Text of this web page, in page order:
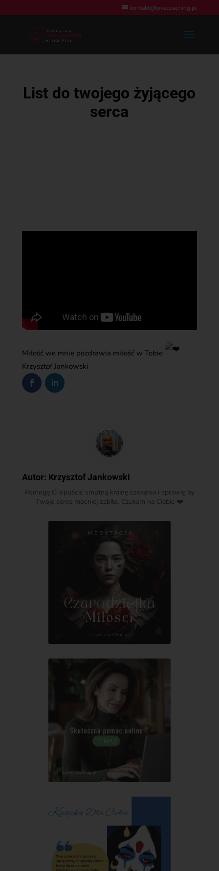
kontakt@lovecoaching.pl
List do twojego żyjącego
serca
Miłość we mnie pozdrawia miłość w Tobie
Krzysztof Jankowski
Autor: Krzysztof Jankowski
Pomogę Ci opuścić smutną krainę czekania i sprawię by
Twoje serce mocniej zabiło. Czekam na Ciebie ❤️